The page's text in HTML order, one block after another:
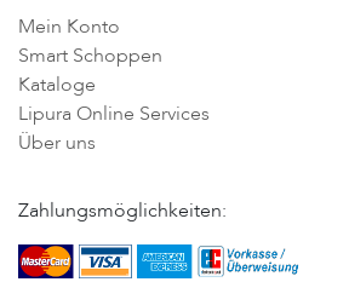
Mein Konto
Smart Schoppen
Kataloge
Lipura Online Services
Über uns
Zahlungsmöglichkeiten: